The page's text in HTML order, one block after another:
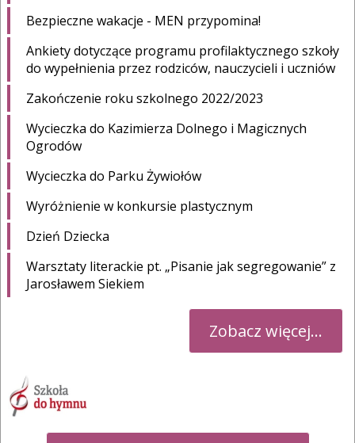
Bezpieczne wakacje - MEN przypomina!
Ankiety dotyczące programu profilaktycznego szkoły
do wypełnienia przez rodziców, nauczycieli i uczniów
Zakończenie roku szkolnego 2022/2023
Wycieczka do Kazimierza Dolnego i Magicznych
Ogrodów
Wycieczka do Parku Żywiołów
Wyróżnienie w konkursie plastycznym
Dzień Dziecka
Warsztaty literackie pt. „Pisanie jak segregowanie” z
Jarosławem Siekiem
Zobacz więcej...